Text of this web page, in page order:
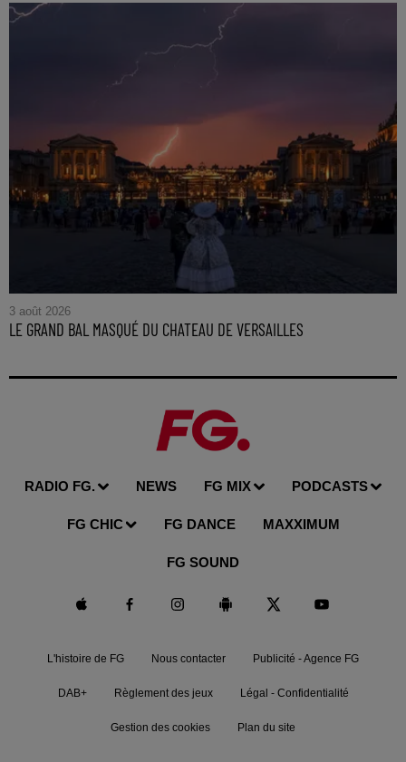
3 août 2026
LE GRAND BAL MASQUÉ DU CHATEAU DE VERSAILLES
RADIO FG. NEWS FG MIX PODCASTS
FG CHIC FG DANCE MAXXIMUM
FG SOUND
L'histoire de FG Nous contacter Publicité - Agence FG
DAB+ Règlement des jeux Légal - Confidentialité
Gestion des cookies Plan du site